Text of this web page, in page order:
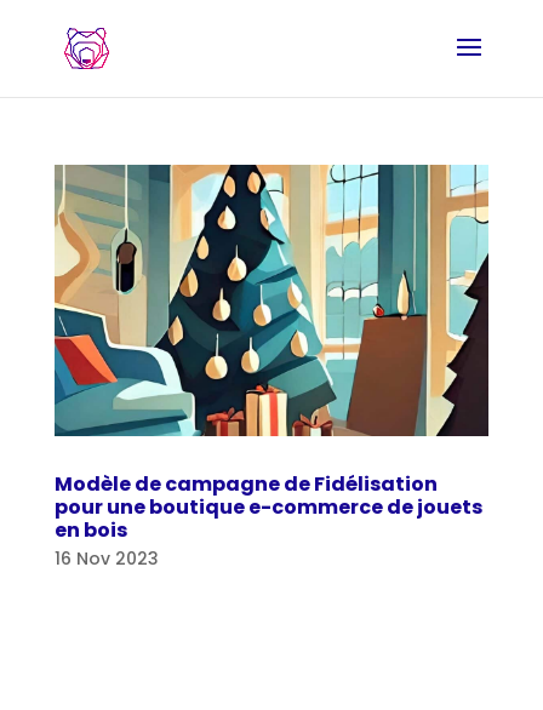
Modèle de campagne de Fidélisation
pour une boutique e-commerce de jouets
en bois
16 Nov 2023